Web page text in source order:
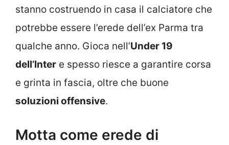
stanno costruendo in casa il calciatore che
potrebbe essere l’erede dell’ex Parma tra
qualche anno. Gioca nell’Under 19
dell’Inter e spesso riesce a garantire corsa
e grinta in fascia, oltre che buone
soluzioni offensive.
Motta come erede di